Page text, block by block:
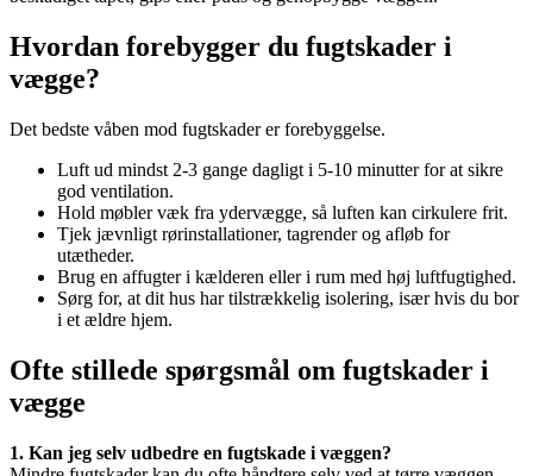
Hvordan forebygger du fugtskader i
vægge?
Det bedste våben mod fugtskader er forebyggelse.
Luft ud mindst 2-3 gange dagligt i 5-10 minutter for at sikre
god ventilation.
Hold møbler væk fra ydervægge, så luften kan cirkulere frit.
Tjek jævnligt rørinstallationer, tagrender og afløb for
utætheder.
Brug en affugter i kælderen eller i rum med høj luftfugtighed.
Sørg for, at dit hus har tilstrækkelig isolering, især hvis du bor
i et ældre hjem.
Ofte stillede spørgsmål om fugtskader i
vægge
1. Kan jeg selv udbedre en fugtskade i væggen?